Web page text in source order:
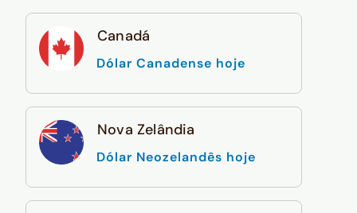
Canadá
Dólar Canadense hoje
Nova Zelândia
Dólar Neozelandês hoje